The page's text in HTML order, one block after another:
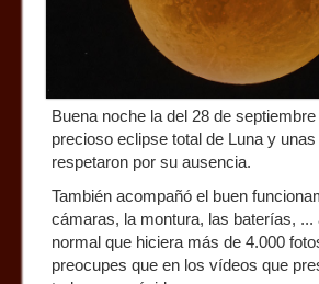
Buena noche la del 28 de
precioso eclipse total de Luna y
respetaron por su ausencia.
También acompañó el buen
cámaras, la montura, las baterías, ...
normal que hiciera más de 4.000
preocupes que en los vídeos que